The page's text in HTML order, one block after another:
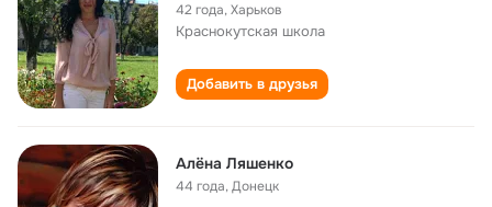
42 года,Харьков
Краснокутская школа
Добавить в друзья
Алёна Ляшенко
44 года,Донецк